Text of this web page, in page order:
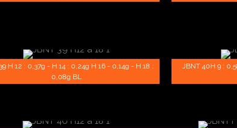
H 12 : 0,37g - H 14 : 0,24g H 16 - 0,14g - H 18 :
0,08g BL
JBNT 40H 9 :